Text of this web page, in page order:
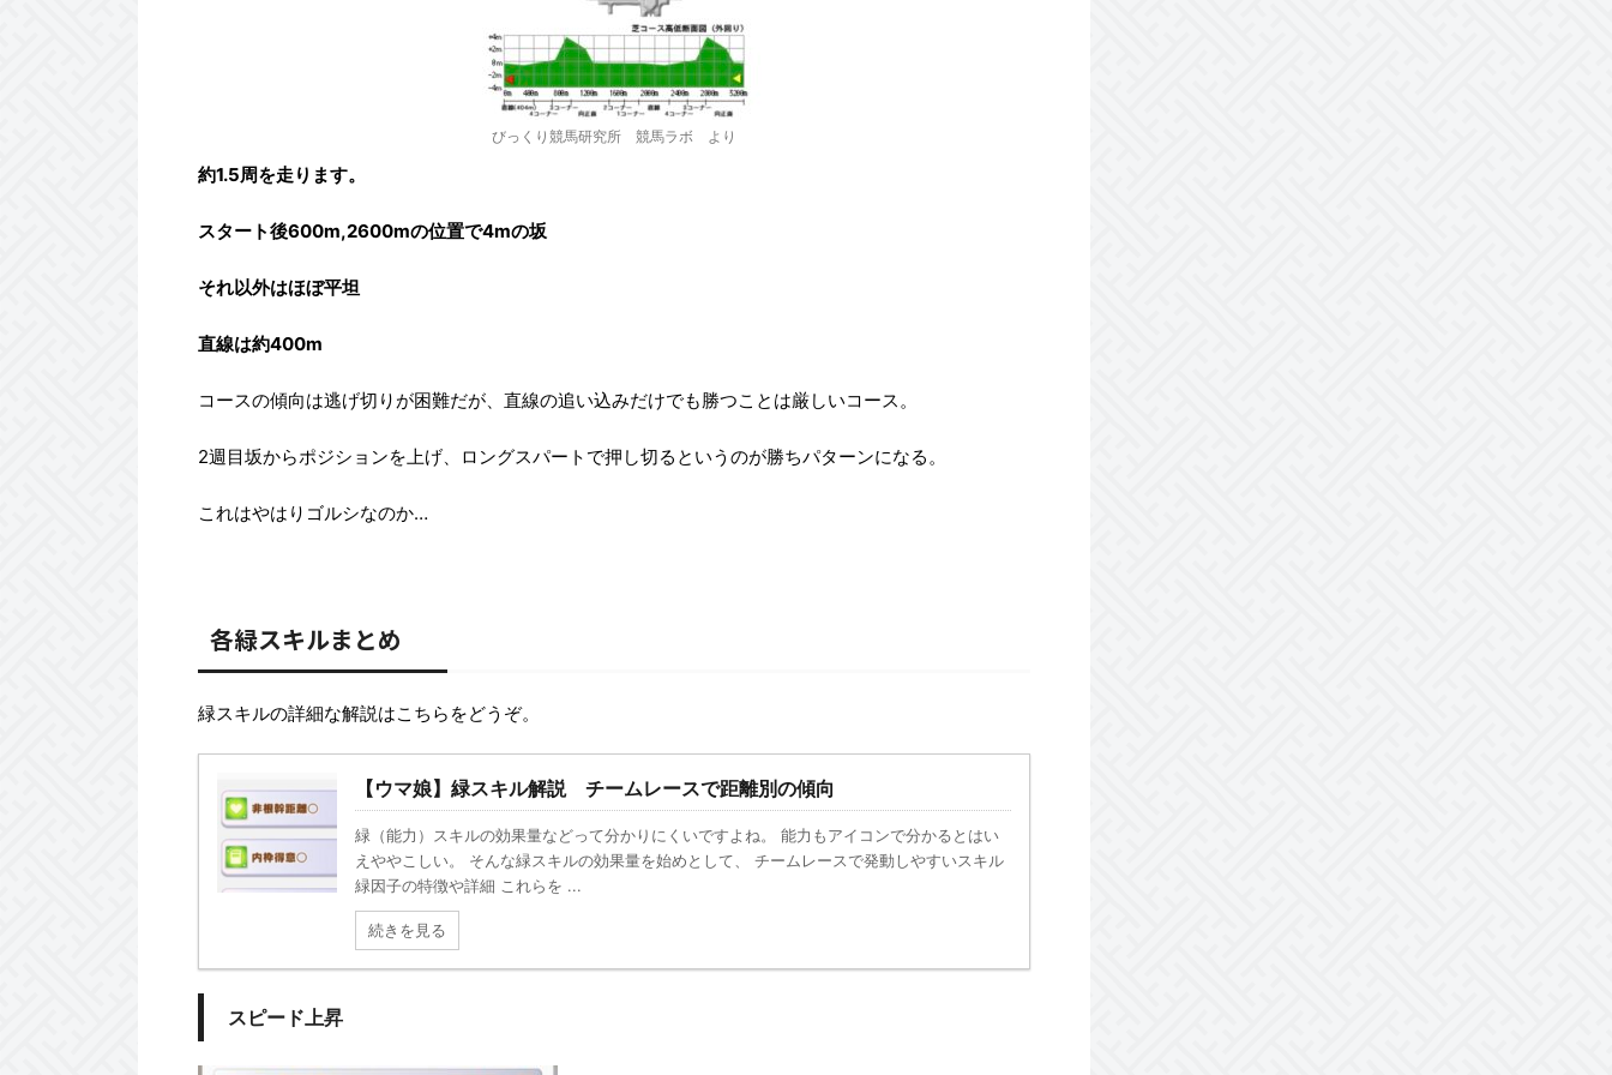
びっくり競馬研究所 競馬ラボ より
約1.5周を走ります。
スタート後600m,2600mの位置で4mの坂
それ以外はほぼ平坦
直線は約400m
コースの傾向は逃げ切りが困難だが、直線の追い込みだけでも勝つことは厳しいコース。
2週目坂からポジションを上げ、ロングスパートで押し切るというのが勝ちパターンになる。
これはやはりゴルシなのか…
各緑スキルまとめ
緑スキルの詳細な解説はこちらをどうぞ。
【ウマ娘】緑スキル解説 チームレースで距離別の傾向
緑（能力）スキルの効果量などって分かりにくいですよね。 能力もアイコンで分かるとはい
えややこしい。 そんな緑スキルの効果量を始めとして、 チームレースで発動しやすいスキル
緑因子の特徴や詳細 これらを ...
続きを見る
スピード上昇